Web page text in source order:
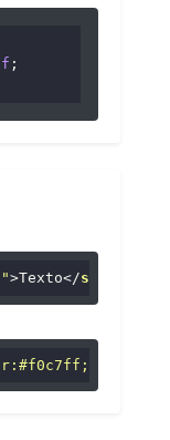
;
>Texto</span